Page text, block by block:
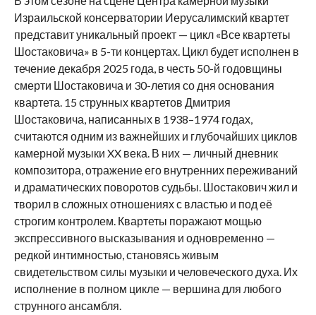
Израильской консерватории Иерусалимский квартет
представит уникальный проект — цикл «Все квартеты
Шостаковича» в 5-ти концертах. Цикл будет исполнен в
течение декабря 2025 года, в честь 50-й годовщины
смерти Шостаковича и 30-летия со дня основания
квартета. 15 струнных квартетов Дмитрия
Шостаковича, написанных в 1938–1974 годах,
считаются одним из важнейших и глубочайших циклов
камерной музыки XX века. В них — личный дневник
композитора, отражение его внутренних переживаний
и драматических поворотов судьбы. Шостакович жил и
творил в сложных отношениях с властью и под её
строгим контролем. Квартеты поражают мощью
экспрессивного высказывания и одновременно —
редкой интимностью, становясь живым
свидетельством силы музыки и человеческого духа. Их
исполнение в полном цикле — вершина для любого
струнного ансамбля.